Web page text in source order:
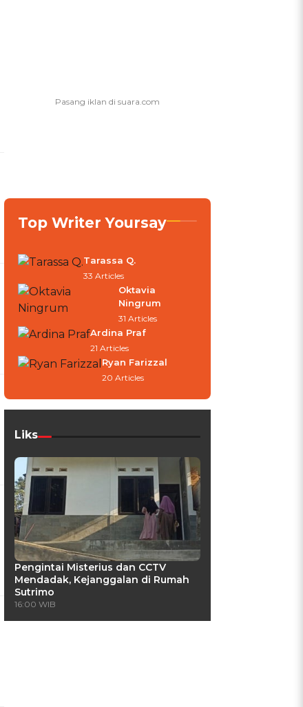
Top Writer Yoursay
Tarassa Q.
33 Articles
Oktavia
Ningrum
31 Articles
Ardina Praf
21 Articles
Ryan Farizzal
20 Articles
Liks
Pengintai Misterius dan CCTV
Mendadak, Kejanggalan di Rumah
Sutrimo
16:00 WIB